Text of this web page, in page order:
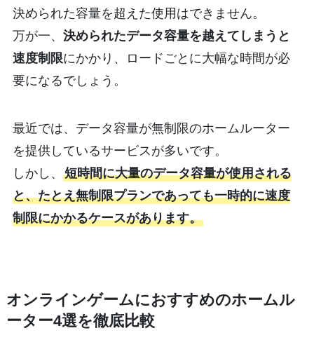
決められた容量を超えた使用はできません。
万が一、 決められたデータ容量を越えてしまうと
速度制限にかかり、ロードごとに大幅な時間が必
要になるでしょう。
最近では、データ容量が無制限のホームルーター
を提供しているサービスが多いです。
しかし、 短時間に大量のデータ容量が使用される
と、たとえ無制限プランであっても一時的に速度
制限にかかるケースがあります。
オンラインゲームにおすすめのホームル
ーター4選を徹底比較